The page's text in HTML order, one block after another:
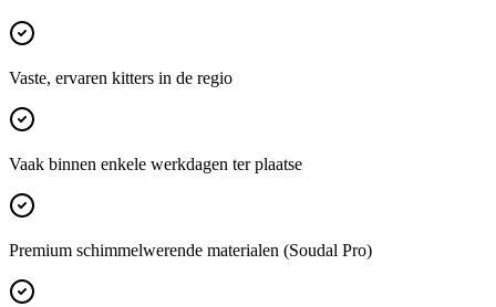
Vaste, ervaren kitters in de regio
Vaak binnen enkele werkdagen ter plaatse
Premium schimmelwerende materialen (Soudal Pro)